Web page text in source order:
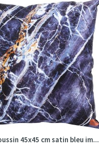
45x45 cm satin bleu im...